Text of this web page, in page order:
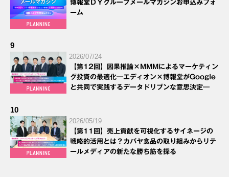
博報堂ＤＹグループメールマガジンお申込みフォ
ーム
9
2026/07/24
【第12回】因果推論×MMMによるマーケティン
グ投資の最適化―エディオン×博報堂がGoogle
と共同で実践するデータドリブンな意思決定―
10
2026/05/19
【第11回】売上貢献を可視化するサイネージの
戦略的活用とは？カバヤ食品の取り組みからリテ
ールメディアの新たな勝ち筋を探る